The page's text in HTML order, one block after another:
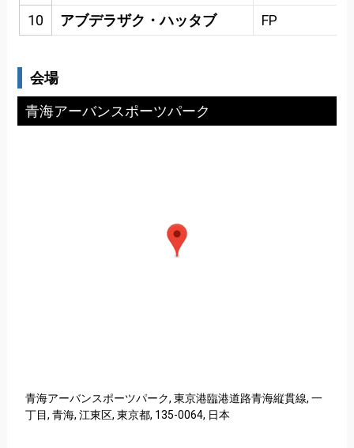
10
アブデラザク・ハッタブ FP
会場
青海アーバンスポーツパーク
青海アーバンスポーツパーク, 東京港臨港道路青海縦貫線, 一
丁目, 青海, 江東区, 東京都, 135-0064, 日本